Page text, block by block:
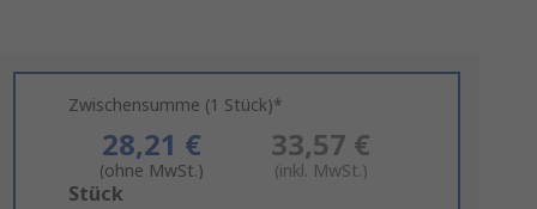
Zwischensumme (1 Stück)*
28,21 €
(ohne MwSt.)
33,57 €
(inkl. MwSt.)
Add
Stück